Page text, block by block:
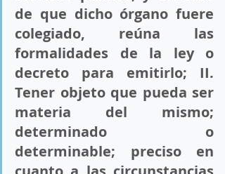
de que dicho órgano fuere
colegiado, reúna las
formalidades de la ley o
decreto para emitirlo; II.
Tener objeto que pueda ser
materia del mismo;
determinado o
determinable; preciso en